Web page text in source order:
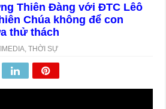
Thiên Đàng với ĐTC Lêô
Chúa không để con
thử thách
,THỜI SỰ